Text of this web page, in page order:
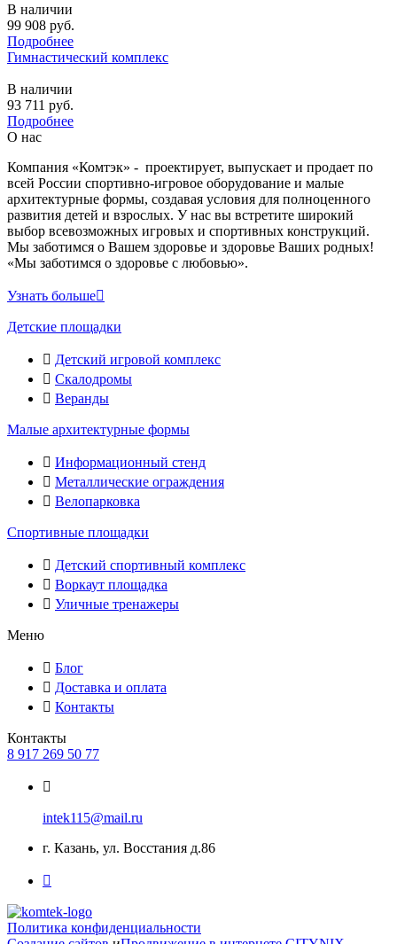
В наличии
99 908 руб.
Подробнее
Гимнастический комплекс
В наличии
93 711 руб.
Подробнее
О нас
Компания «Комтэк» - проектирует, выпускает и продает по
всей России спортивно-игровое оборудование и малые
архитектурные формы, создавая условия для полноценного
развития детей и взрослых. У нас вы встретите широкий
выбор всевозможных игровых и спортивных конструкций.
Мы заботимся о Вашем здоровье и здоровье Ваших родных!
«Мы заботимся о здоровье с любовью».
Узнать больше
Детские площадки
Детский игровой комплекс
Скалодромы
Веранды
Малые архитектурные формы
Информационный стенд
Металлические ограждения
Велопарковка
Спортивные площадки
Детский спортивный комплекс
Воркаут площадка
Уличные тренажеры
Меню
Блог
Доставка и оплата
Контакты
Контакты
8 917 269 50 77
intek115@mail.ru
г. Казань, ул. Восстания д.86
Политика конфиденциальности